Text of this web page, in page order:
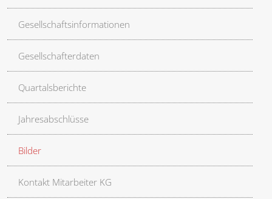
Gesellschaftsinformationen
Gesellschafterdaten
Quartalsberichte
Jahresabschlüsse
Bilder
Kontakt Mitarbeiter KG